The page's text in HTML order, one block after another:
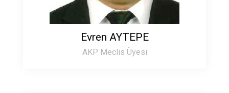
Evren AYTEPE
AKP Meclis Üyesi